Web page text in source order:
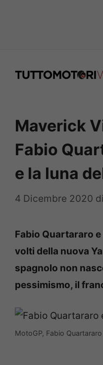
Maverick
Fabio
e la luna
4 Dicembre 2020 di
Fabio Quartararo
volti della nuova
spagnolo non
pessimismo, il
MotoGP, Fabio